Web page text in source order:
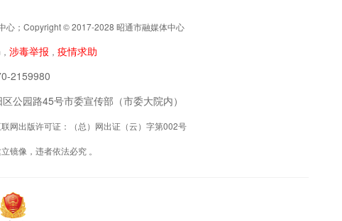
心；Copyright © 2017-2028 昭通市融媒体中心
涉毒举报 ， 疫情求助
2159980
公园路45号市委宣传部（市委大院内）
网出版许可证：（总）网出证（云）字第002号
像，违者依法必究 。